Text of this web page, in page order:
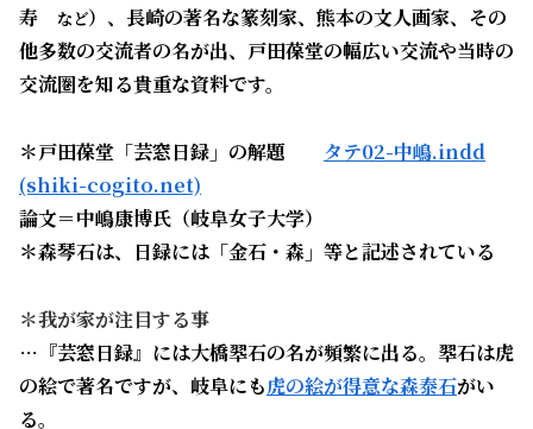
寿
など）、長崎の著名な篆刻家、熊本の文人画家、その
他多数の交流者の名が出、戸田葆堂の幅広い交流や当時の
交流圏を知る貴重な資料です。
＊戸田葆堂「芸窓日録」の解題 タテ02-中嶋.indd
(shiki-cogito.net)
論文＝中嶋康博氏（岐阜女子大学）
＊森琴石は、日録には「金石・森」等と記述されている
＊我が家が注目する事
…『芸窓日録』には大橋翆石の名が頻繁に出る。翆石は虎
の絵で著名ですが、岐阜にも虎の絵が得意な森泰石がい
る。